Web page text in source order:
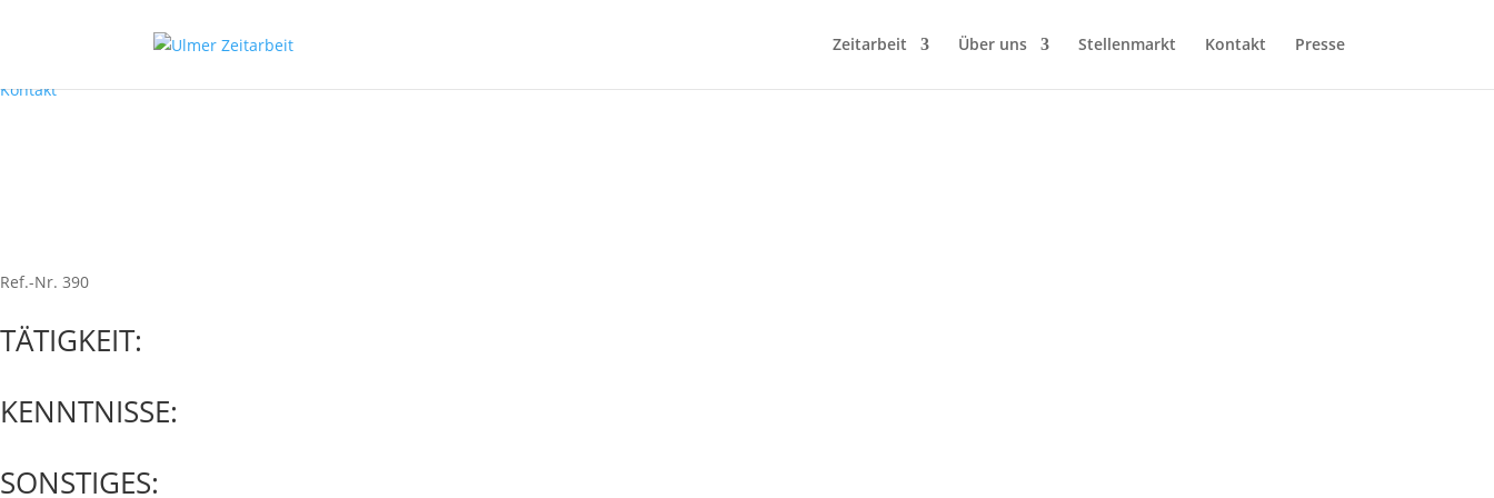
Kontakt
Zeitarbeit Über uns Stellenmarkt Kontakt Presse
Ref.-Nr. 390
TÄTIGKEIT:
KENNTNISSE:
SONSTIGES: